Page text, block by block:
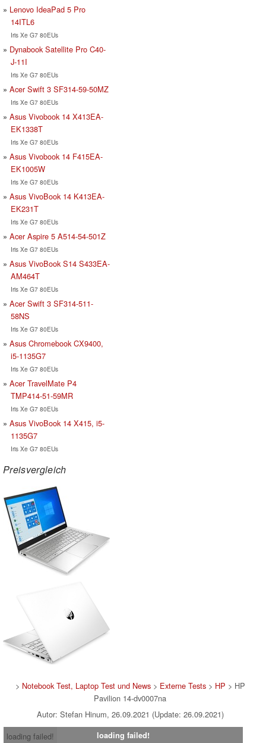
Lenovo IdeaPad 5 Pro
14ITL6
Iris Xe G7 80EUs
Dynabook Satellite Pro C40-
J-11I
Iris Xe G7 80EUs
Acer Swift 3 SF314-59-50MZ
Iris Xe G7 80EUs
Asus Vivobook 14 X413EA-
EK1338T
Iris Xe G7 80EUs
Asus Vivobook 14 F415EA-
EK1005W
Iris Xe G7 80EUs
Asus VivoBook 14 K413EA-
EK231T
Iris Xe G7 80EUs
Acer Aspire 5 A514-54-501Z
Iris Xe G7 80EUs
Asus VivoBook S14 S433EA-
AM464T
Iris Xe G7 80EUs
Acer Swift 3 SF314-511-
58NS
Iris Xe G7 80EUs
Asus Chromebook CX9400,
i5-1135G7
Iris Xe G7 80EUs
Acer TravelMate P4
TMP414-51-59MR
Iris Xe G7 80EUs
Asus VivoBook 14 X415, i5-
1135G7
Iris Xe G7 80EUs
Preisvergleich
> Notebook Test, Laptop Test und News> Externe Tests> HP > HP
Pavilion 14-dv0007na
Autor: Stefan Hinum, 26.09.2021 (Update: 26.09.2021)
loading failed!
loading failed!